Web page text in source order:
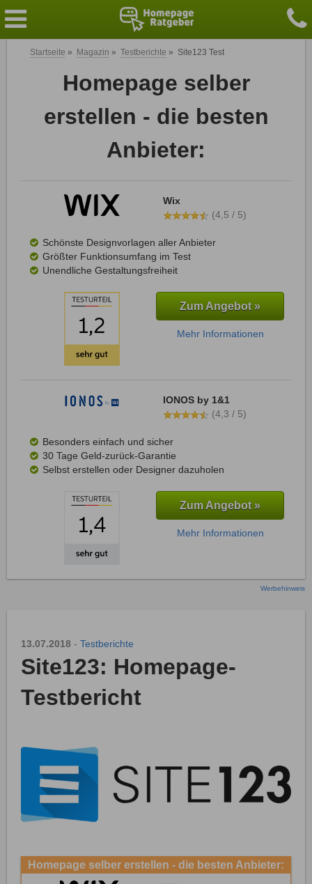
Startseite » Magazin » Testberichte » Site123 Test
Homepage selber
erstellen - die besten
Anbieter:
Wix
(4,5 / 5)
Schönste Designvorlagen aller Anbieter
Größter Funktionsumfang im Test
Unendliche Gestaltungsfreiheit
Zum Angebot »
Mehr Informationen
IONOS by 1&1
(4,3 / 5)
Besonders einfach und sicher
30 Tage Geld-zurück-Garantie
Selbst erstellen oder Designer dazuholen
Zum Angebot »
Mehr Informationen
Werbehinweis
13.07.2018 - Testberichte
Site123: Homepage-
Testbericht
Homepage selber erstellen - die besten Anbieter: